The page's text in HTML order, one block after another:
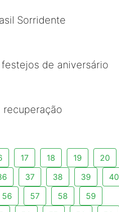
Sorridente
de aniversário
recuperação
17 18 19
20
37 38 39
40
56 57 58
59